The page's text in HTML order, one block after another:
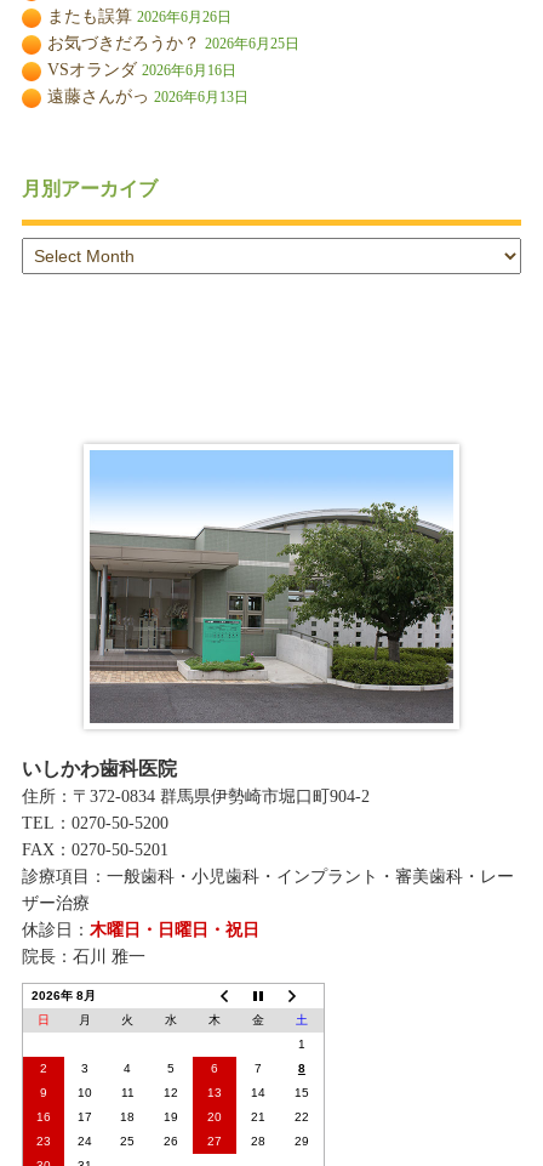
またも誤算 2026年6月26日
お気づきだろうか？ 2026年6月25日
VSオランダ 2026年6月16日
遠藤さんがっ 2026年6月13日
月別アーカイブ
いしかわ歯科医院
住所：〒372-0834 群馬県伊勢崎市堀口町904-2
TEL：0270-50-5200
FAX：0270-50-5201
診療項目：一般歯科・小児歯科・インプラント・審美歯科・レー
ザー治療
休診日： 木曜日・日曜日・祝日
院長：石川 雅一
2026年 8月
日
月 火 水 木 金
土
1
2
3 4 5 6 7
8
9
10 11 12 13 14
15
16
17 18 19 20 21
22
23
24 25 26 27 28
29